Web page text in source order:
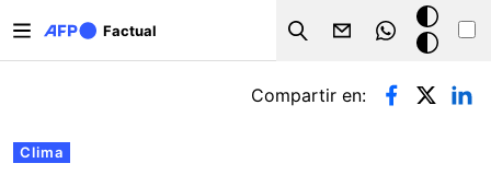
Factual
Search
Modo
oscuro
Solapas principales
Clima
Compartir en: